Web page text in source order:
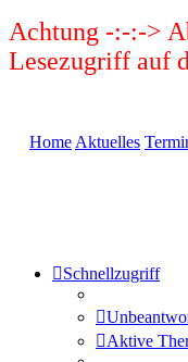
Achtung -:-:->
Lesezugriff auf
Home Aktuelles
Schnellzugriff
Aktive